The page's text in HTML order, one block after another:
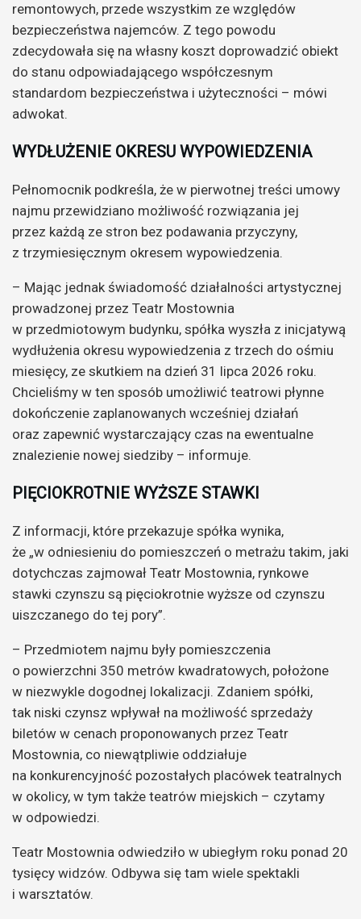
remontowych, przede wszystkim ze względów
bezpieczeństwa najemców. Z tego powodu
zdecydowała się na własny koszt doprowadzić obiekt
do stanu odpowiadającego współczesnym
standardom bezpieczeństwa i użyteczności – mówi
adwokat.
WYDŁUŻENIE OKRESU WYPOWIEDZENIA
Pełnomocnik podkreśla, że w pierwotnej treści umowy
najmu przewidziano możliwość rozwiązania jej
przez każdą ze stron bez podawania przyczyny,
z trzymiesięcznym okresem wypowiedzenia.
– Mając jednak świadomość działalności artystycznej
prowadzonej przez Teatr Mostownia
w przedmiotowym budynku, spółka wyszła z inicjatywą
wydłużenia okresu wypowiedzenia z trzech do ośmiu
miesięcy, ze skutkiem na dzień 31 lipca 2026 roku.
Chcieliśmy w ten sposób umożliwić teatrowi płynne
dokończenie zaplanowanych wcześniej działań
oraz zapewnić wystarczający czas na ewentualne
znalezienie nowej siedziby – informuje.
PIĘCIOKROTNIE WYŻSZE STAWKI
Z informacji, które przekazuje spółka wynika,
że „w odniesieniu do pomieszczeń o metrażu takim, jaki
dotychczas zajmował Teatr Mostownia, rynkowe
stawki czynszu są pięciokrotnie wyższe od czynszu
uiszczanego do tej pory”.
– Przedmiotem najmu były pomieszczenia
o powierzchni 350 metrów kwadratowych, położone
w niezwykle dogodnej lokalizacji. Zdaniem spółki,
tak niski czynsz wpływał na możliwość sprzedaży
biletów w cenach proponowanych przez Teatr
Mostownia, co niewątpliwie oddziałuje
na konkurencyjność pozostałych placówek teatralnych
w okolicy, w tym także teatrów miejskich – czytamy
w odpowiedzi.
Teatr Mostownia odwiedziło w ubiegłym roku ponad 20
tysięcy widzów. Odbywa się tam wiele spektakli
i warsztatów.